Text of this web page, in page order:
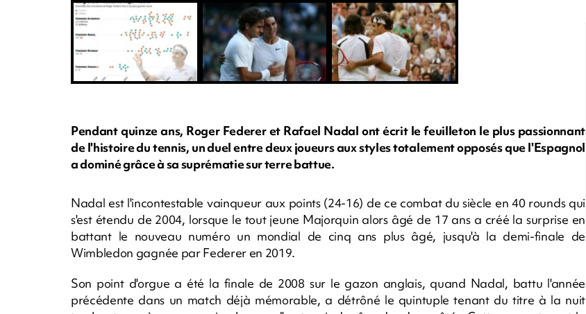
Pendant quinze ans, Roger Federer et Rafael Nadal ont écrit le feuilleton le plus passionnant
de l'histoire du tennis, un duel entre deux joueurs aux styles totalement opposés que l'Espagnol
a dominé grâce à sa suprématie sur terre battue.
Nadal est l'incontestable vainqueur aux points (24-16) de ce combat du siècle en 40 rounds qui
s'est étendu de 2004, lorsque le tout jeune Majorquin alors âgé de 17 ans a créé la surprise en
battant le nouveau numéro un mondial de cinq ans plus âgé, jusqu'à la demi-finale de
Wimbledon gagnée par Federer en 2019.
Son point d'orgue a été la finale de 2008 sur le gazon anglais, quand Nadal, battu l'année
précédente dans un match déjà mémorable, a détrôné le quintuple tenant du titre à la nuit